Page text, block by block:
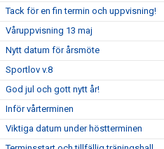
Tack för en fin termin och uppvisning!
Våruppvisning 13 maj
Nytt datum för årsmöte
Sportlov v.8
God jul och gott nytt år!
Inför vårterminen
Viktiga datum under höstterminen